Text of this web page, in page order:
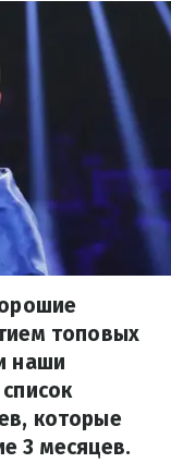
топовых
наши
которые
3 месяцев.